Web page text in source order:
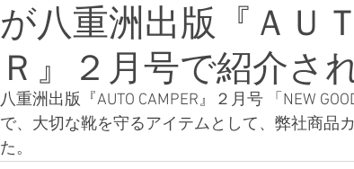
が八重洲出版『ＡＵ
Ｒ』２月号で紹介さ
八重洲出版『AUTO CAMPER』２月号 「NEW
で、大切な靴を守るアイテムとして、弊社商品
た。